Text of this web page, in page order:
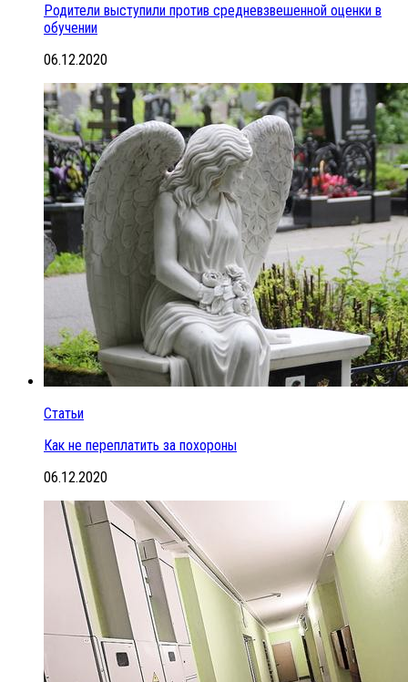
Родители выступили против средневзвешенной оценки в
обучении
06.12.2020
Статьи
Как не переплатить за похороны
06.12.2020